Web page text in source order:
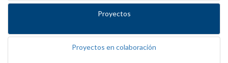
Proyectos
Proyectos en colaboración